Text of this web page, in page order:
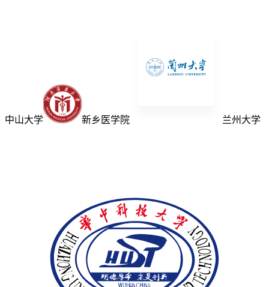
中山大学 新乡医学院 兰州大学